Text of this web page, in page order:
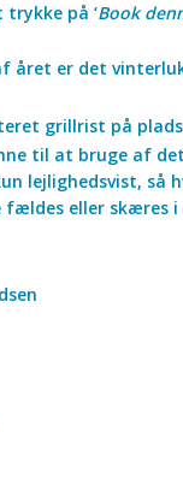
på ‘Book
året er det
grillrist på
til at bruge af
lejlighedsvist, så
eller skæres